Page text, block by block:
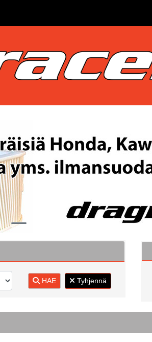
HAE Tyhjennä